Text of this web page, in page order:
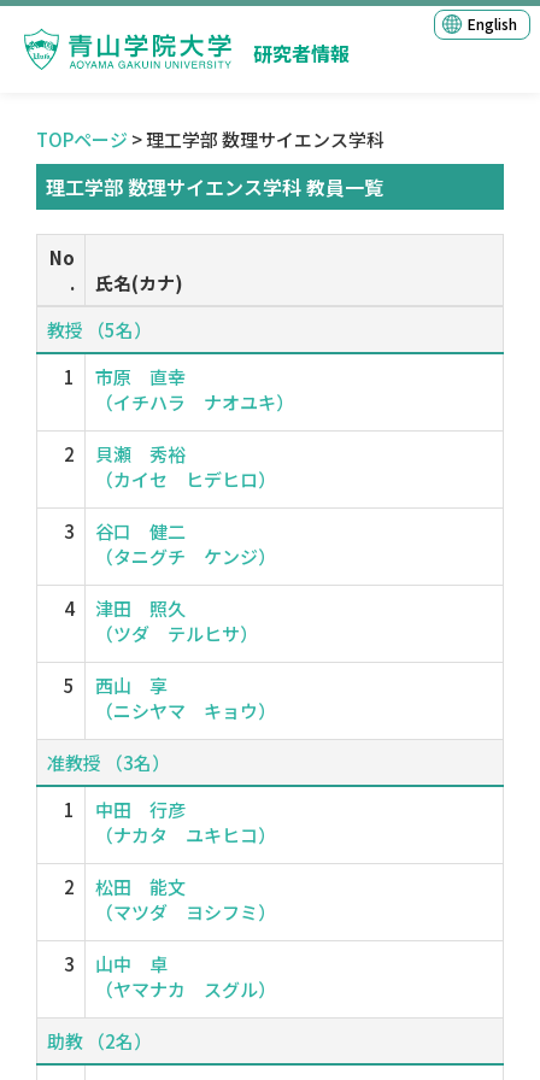
研究者情報
English
TOPページ > 理工学部 数理サイエンス学科
理工学部 数理サイエンス学科 教員一覧
No
.
氏名(カナ)
教授 （5名）
1
市原 直幸
（イチハラ ナオユキ）
2
貝瀬 秀裕
（カイセ ヒデヒロ）
3
谷口 健二
（タニグチ ケンジ）
4
津田 照久
（ツダ テルヒサ）
5
西山 享
（ニシヤマ キョウ）
准教授 （3名）
1
中田 行彦
（ナカタ ユキヒコ）
2
松田 能文
（マツダ ヨシフミ）
3
山中 卓
（ヤマナカ スグル）
助教 （2名）